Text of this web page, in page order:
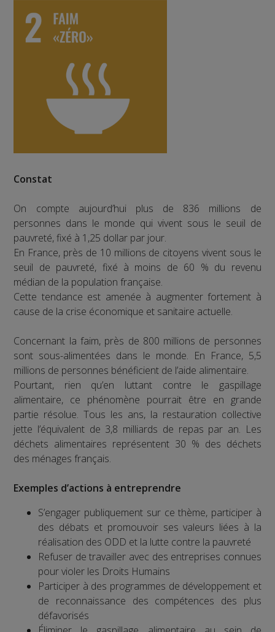
Constat
On compte aujourd’hui plus de 836 millions de
personnes dans le monde qui vivent sous le seuil de
pauvreté, fixé à 1,25 dollar par jour.
En France, près de 10 millions de citoyens vivent sous le
seuil de pauvreté, fixé à moins de 60 % du revenu
médian de la population française.
Cette tendance est amenée à augmenter fortement à
cause de la crise économique et sanitaire actuelle.
Concernant la faim, près de 800 millions de personnes
sont sous-alimentées dans le monde. En France, 5,5
millions de personnes bénéficient de l’aide alimentaire.
Pourtant, rien qu’en luttant contre le gaspillage
alimentaire, ce phénomène pourrait être en grande
partie résolue. Tous les ans, la restauration collective
jette l’équivalent de 3,8 milliards de repas par an. Les
déchets alimentaires représentent 30 % des déchets
des ménages français.
Exemples d’actions à entreprendre
S’engager publiquement sur ce thème, participer à
des débats et promouvoir ses valeurs liées à la
réalisation des ODD et la lutte contre la pauvreté
Refuser de travailler avec des entreprises connues
pour violer les Droits Humains
Participer à des programmes de développement et
de reconnaissance des compétences des plus
défavorisés